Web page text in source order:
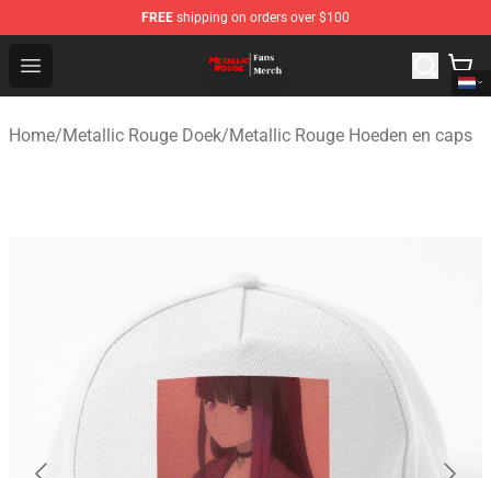
FREE shipping on orders over $100
Open menu
Metallic Rouge Store - Official Metallic Rouge
Home/Metallic Rouge Doek/Metallic Rouge Hoeden en caps